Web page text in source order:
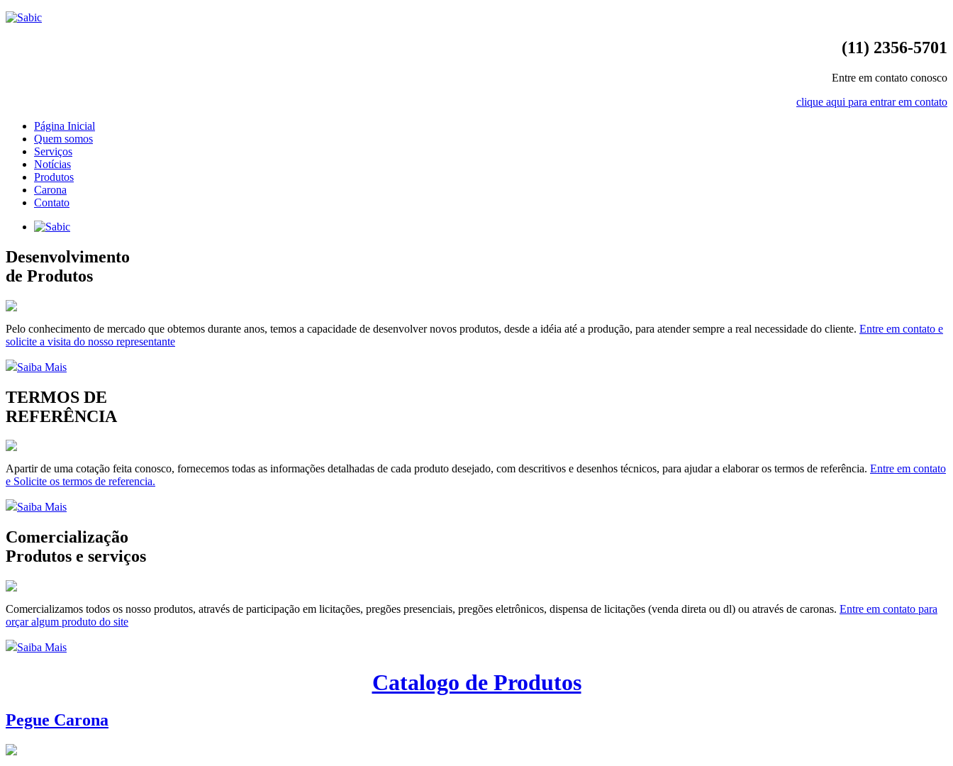
(11) 2356-5701
Entre em contato conosco
clique aqui para entrar em contato
Página Inicial
Quem somos
Serviços
Notícias
Produtos
Carona
Contato
Desenvolvimento
de Produtos
Pelo conhecimento de mercado que obtemos durante anos, temos a capacidade de desenvolver novos produtos, desde a idéia até a produção, para atender sempre a real necessidade do cliente. Entre em contato e
solicite a visita do nosso representante
Saiba Mais
TERMOS DE
REFERÊNCIA
Apartir de uma cotação feita conosco, fornecemos todas as informações detalhadas de cada produto desejado, com descritivos e desenhos técnicos, para ajudar a elaborar os termos de referência. Entre em contato
e Solicite os termos de referencia.
Saiba Mais
Comercialização
Produtos e serviços
Comercializamos todos os nosso produtos, através de participação em licitações, pregões presenciais, pregões eletrônicos, dispensa de licitações (venda direta ou dl) ou através de caronas. Entre em contato para
orçar algum produto do site
Saiba Mais
Catalogo de Produtos
Pegue Carona